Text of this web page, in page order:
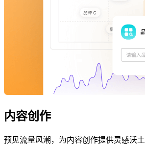
内容创作
预见流量风潮，为内容创作提供灵感沃土